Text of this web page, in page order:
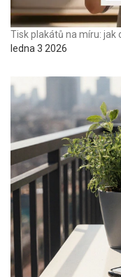
Tisk plakátů na míru:
ledna 3 2026